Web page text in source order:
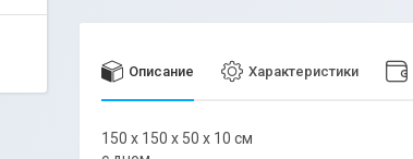
Описание Характеристики
150 х 150 х 50 х 10 см